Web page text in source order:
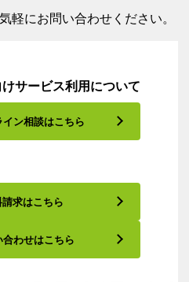
軽にお問い合わせください。
サービス利用について
イン相談はこちら
請求はこちら
合わせはこちら